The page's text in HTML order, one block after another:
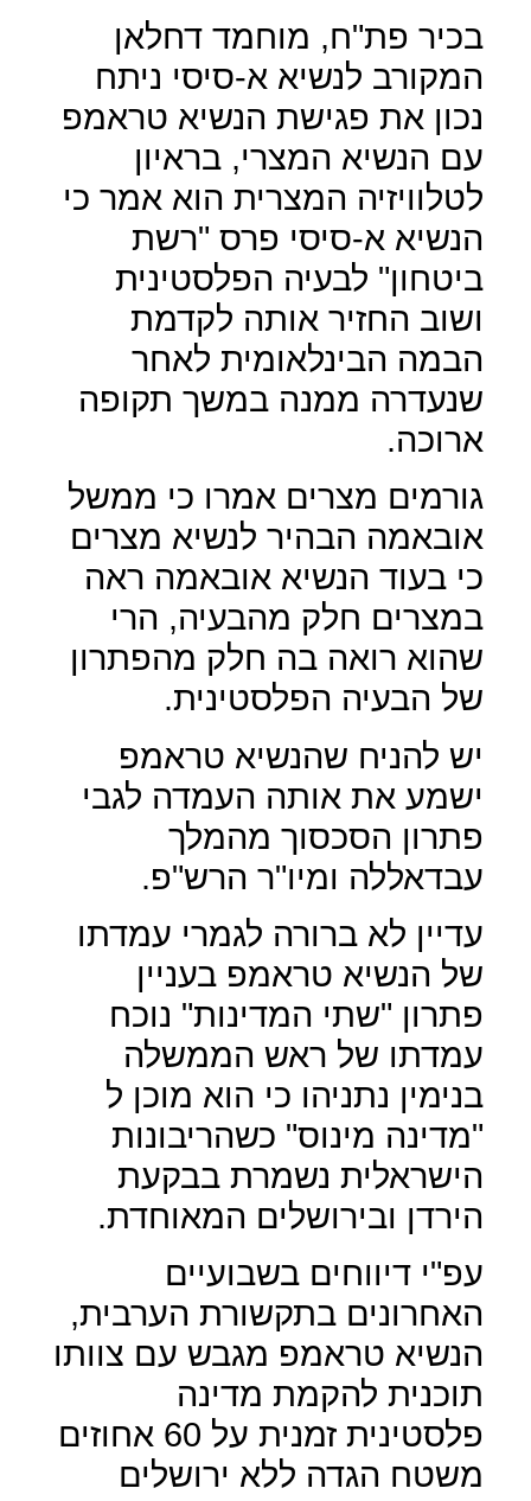
בכיר פת"ח, מוחמד דחלאן
המקורב לנשיא א-סיסי ניתח
נכון את פגישת הנשיא טראמפ
עם הנשיא המצרי, בראיון
לטלוויזיה המצרית הוא אמר כי
הנשיא א-סיסי פרס "רשת
ביטחון" לבעיה הפלסטינית
ושוב החזיר אותה לקדמת
הבמה הבינלאומית לאחר
שנעדרה ממנה במשך תקופה
ארוכה.
גורמים מצרים אמרו כי ממשל
אובאמה הבהיר לנשיא מצרים
כי בעוד הנשיא אובאמה ראה
במצרים חלק מהבעיה, הרי
שהוא רואה בה חלק מהפתרון
של הבעיה הפלסטינית.
יש להניח שהנשיא טראמפ
ישמע את אותה העמדה לגבי
פתרון הסכסוך מהמלך
עבדאללה ומיו"ר הרש"פ.
עדיין לא ברורה לגמרי עמדתו
של הנשיא טראמפ בעניין
פתרון "שתי המדינות" נוכח
עמדתו של ראש הממשלה
בנימין נתניהו כי הוא מוכן ל
"מדינה מינוס" כשהריבונות
הישראלית נשמרת בבקעת
הירדן ובירושלים המאוחדת.
עפ"י דיווחים בשבועיים
האחרונים בתקשורת הערבית,
הנשיא טראמפ מגבש עם צוותו
תוכנית להקמת מדינה
פלסטינית זמנית על 60 אחוזים
משטח הגדה ללא ירושלים